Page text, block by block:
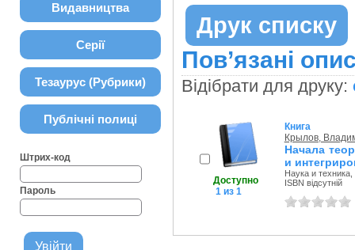
Видавництва
Серії
Тезаурус (Рубрики)
Публічні полиці
Штрих-код
Пароль
Друк списку
Пов’язані
Відібрати для друку:
Доступно
1 из 1
Книга
Крылов,
Начала
и
Наука и техника,
ISBN відсутній